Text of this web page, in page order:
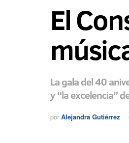
El
La gala del 40
y “la excelencia”
por Alejandra Gutiérrez